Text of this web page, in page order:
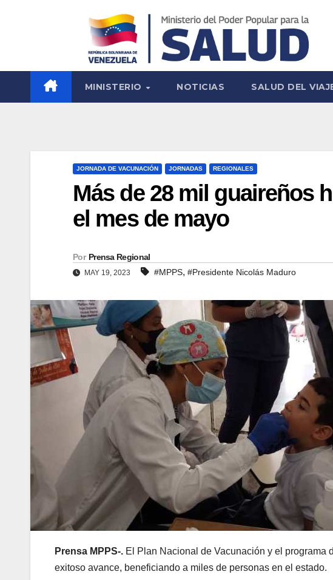
MINISTERIO NOTICIAS SALUD DEL
JORNADA DE VACUNACIÓN JORNADAS REGIONALES
Más de 28 mil guaireños
el mes de mayo
Por Prensa Regional
MAY 19, 2023 #MPPS, #Presidente Nicolás Maduro
Prensa MPPS-. El Plan Nacional de Vacunación y el programa
exitoso avance, beneficiando a miles de personas en el estado.